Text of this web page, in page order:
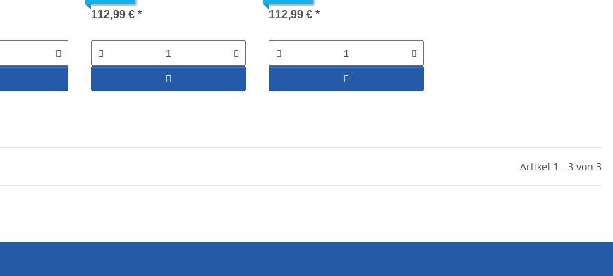
112,99 € * 112,99 € *
Artikel 1 - 3 von 3